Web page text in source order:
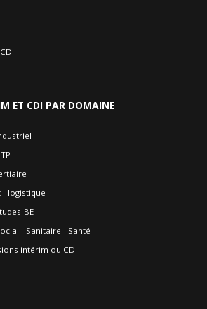
ET CDI PAR DOMAINE
logistique
BE
- Sanitaire - Santé
intérim ou CDI